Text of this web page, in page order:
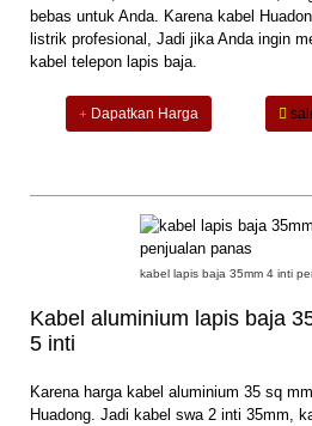
bebas untuk Anda. Karena kabel
listrik profesional, Jadi jika Anda ingin
kabel telepon lapis baja.
Dapatkan Harga
kabel lapis baja 35mm 4 inti
Kabel aluminium lapis baja
5 inti
Karena harga kabel aluminium 35 sq
Huadong. Jadi kabel swa 2 inti 35mm,